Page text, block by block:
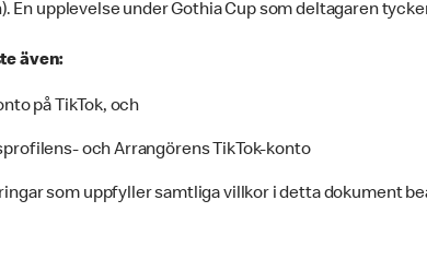
En upplevelse under Gothia Cup som deltagaren
även:
på TikTok, och
och Arrangörens TikTok-konto
som uppfyller samtliga villkor i detta dokument